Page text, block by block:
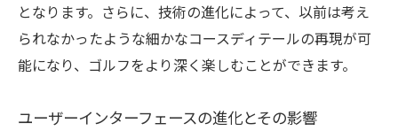
となります。さらに、技術の進化によって、以前は考え
られなかったような細かなコースディテールの再現が可
能になり、ゴルフをより深く楽しむことができます。
ユーザーインターフェースの進化とその影響